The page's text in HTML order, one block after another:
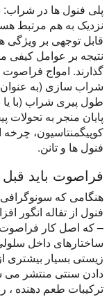
پلی فنول ها در
نزدیک به هم مرتبط
قابل توجهی بر ویژگی
نتیجه بر عوامل کیفی
گذارند. امواج
شراب سازی (به عنوان
طول پیری شراب (با
پایان منجر به تحولات
کوپیگمنتاسیون، چرخه
فنول ها و تانن.
فراصوت باید
هنگامی که سونوگرافی
فنول از تفاله انگور
– که اصل کار
ساختارهای داخل
زیستی بسیار بیشتری
دادن سنتی منتشر می
ترکیبات طعم دهنده ،